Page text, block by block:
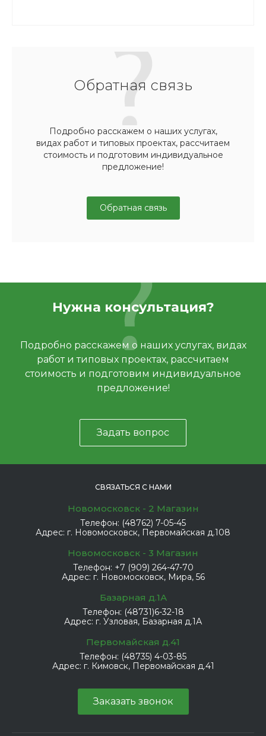
Обратная связь
Подробно расскажем о наших услугах,
видах работ и типовых проектах, рассчитаем
стоимость и подготовим индивидуальное
предложение!
Обратная связь
Нужна консультация?
Подробно расскажем о наших услугах, видах
работ и типовых проектах, рассчитаем
стоимость и подготовим индивидуальное
предложение!
Задать вопрос
СВЯЗАТЬСЯ С НАМИ
Новомосковск - 2 Магазин
Телефон: (48762) 7-05-45
Адрес: г. Новомосковск, Первомайская д.108
Новомосковск - 3 Магазин
Телефон: +7 (909) 264-47-70
Адрес: г. Новомосковск, Мира, 56
Базарная д.1А
Телефон: (48731)6-32-18
Адрес: г. Узловая, Базарная д.1А
Первомайская д.41
Телефон: (48735) 4-03-85
Адрес: г. Кимовск, Первомайская д.41
Заказать звонок